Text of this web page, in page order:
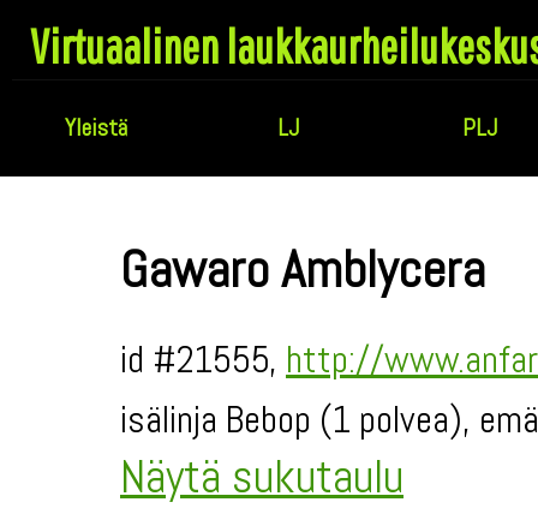
Virtuaalinen
Yleistä LJ PLJ
Gawaro Amblycera
id #21555, http://
isälinja Bebop (1 polvea),
Näytä sukutaulu